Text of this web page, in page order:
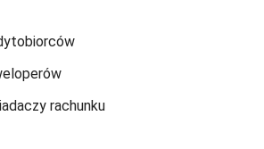
rachunku